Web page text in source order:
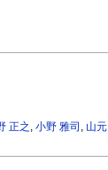
正之 ,小野 雅司 , 山